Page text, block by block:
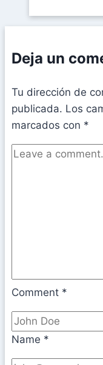
Deja un
Tu dirección de
publicada. Los
marcados con *
Comment *
Name *